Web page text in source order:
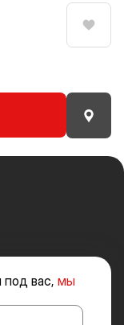
под вас, мы
и услуг, не
информационный
офертой,